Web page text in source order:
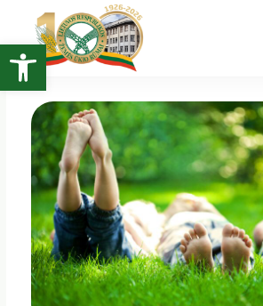
Open toolbar
turinio